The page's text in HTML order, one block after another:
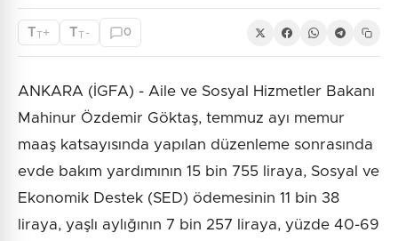
TT+ TT - 0
ANKARA (İGFA) - Aile ve Sosyal Hizmetler Bakanı
Mahinur Özdemir Göktaş, temmuz ayı memur
maaş katsayısında yapılan düzenleme sonrasında
evde bakım yardımının 15 bin 755 liraya, Sosyal ve
Ekonomik Destek (SED) ödemesinin 11 bin 38
liraya, yaşlı aylığının 7 bin 257 liraya, yüzde 40-69